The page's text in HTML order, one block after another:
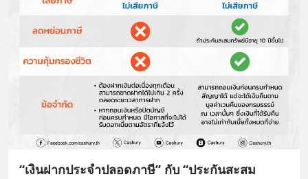
“เงินฝากประจำปลอดภาษี” กับ “ประกันสะสม